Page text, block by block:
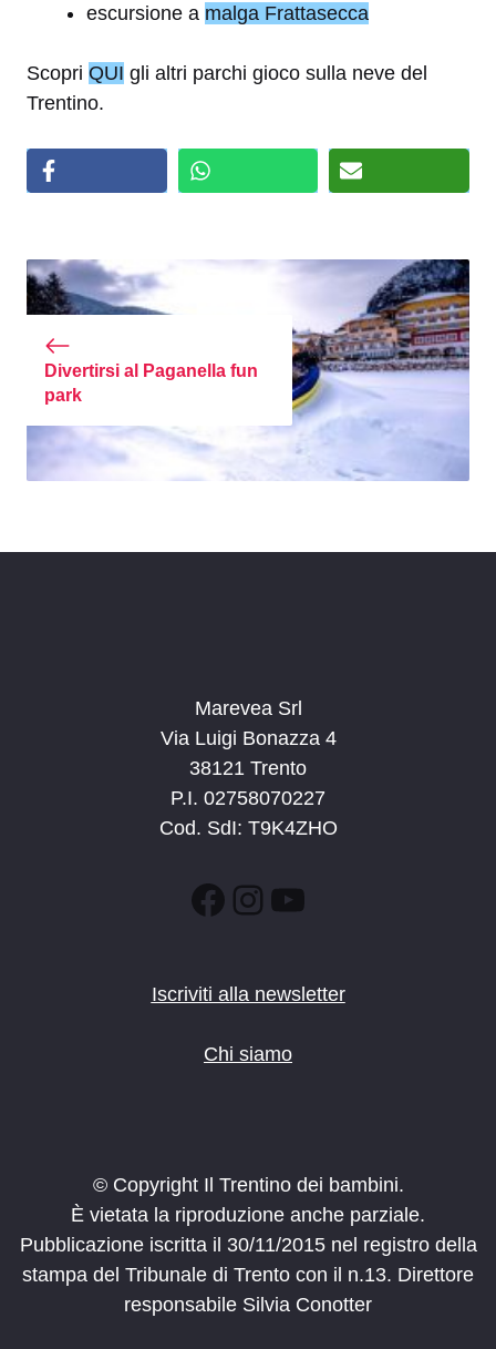
escursione a malga Frattasecca
Scopri QUI gli altri parchi gioco sulla neve del
Trentino.
Divertirsi al Paganella fun
park
Marevea Srl
Via Luigi Bonazza 4
38121 Trento
P.I. 02758070227
Cod. SdI: T9K4ZHO
Facebook
Instagram
YouTube
Iscriviti alla newsletter
Chi siamo
© Copyright Il Trentino dei bambini.
È vietata la riproduzione anche parziale.
Pubblicazione iscritta il 30/11/2015 nel registro della
stampa del Tribunale di Trento con il n.13. Direttore
responsabile Silvia Conotter